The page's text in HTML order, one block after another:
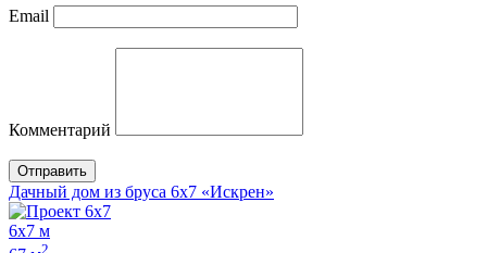
Email
Комментарий
Отправить
Дачный дом из бруса 6х7 «Искрен»
6х7 м
2